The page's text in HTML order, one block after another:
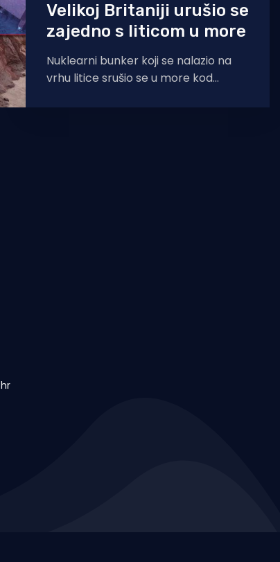
Velikoj Britaniji urušio se
zajedno s liticom u more
Nuklearni bunker koji se nalazio na
vrhu litice srušio se u more kod
jednoj od